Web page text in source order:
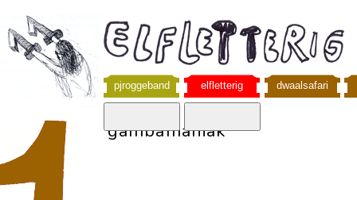
pjroggeband elfletterig dwaalsafari
gambamaniak